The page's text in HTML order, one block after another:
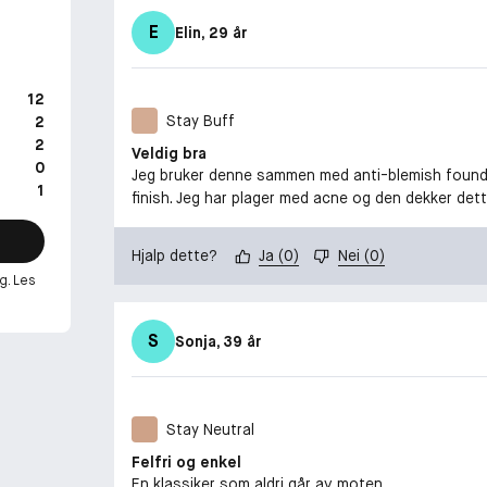
12
2
2
0
1
Les
E Elin, 29 år
Stay Buff
Veldig bra
Jeg bruker denne sammen med anti-blemish
finish. Jeg har plager med acne og den dekker
Hjalp dette? Ja (0) Nei (0)
S Sonja, 39 år
Stay Neutral
Felfri og enkel